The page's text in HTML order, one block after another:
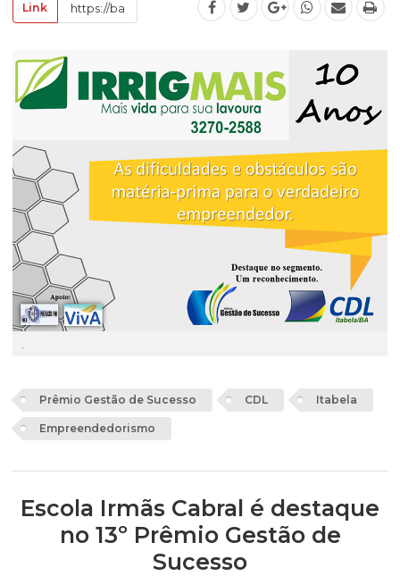
Link
.
Prêmio Gestão de Sucesso CDL Itabela
Empreendedorismo
Escola Irmãs Cabral é destaque
no 13º Prêmio Gestão de
Sucesso